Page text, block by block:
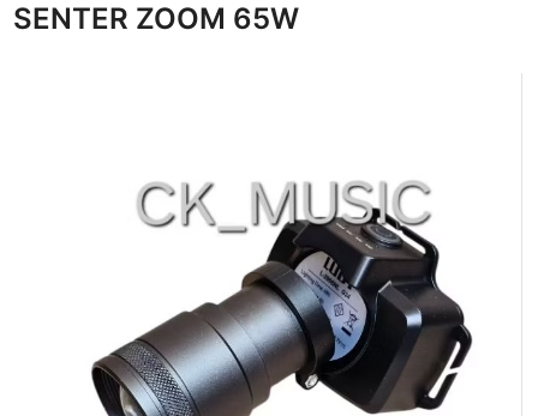
SENTER ZOOM 65W